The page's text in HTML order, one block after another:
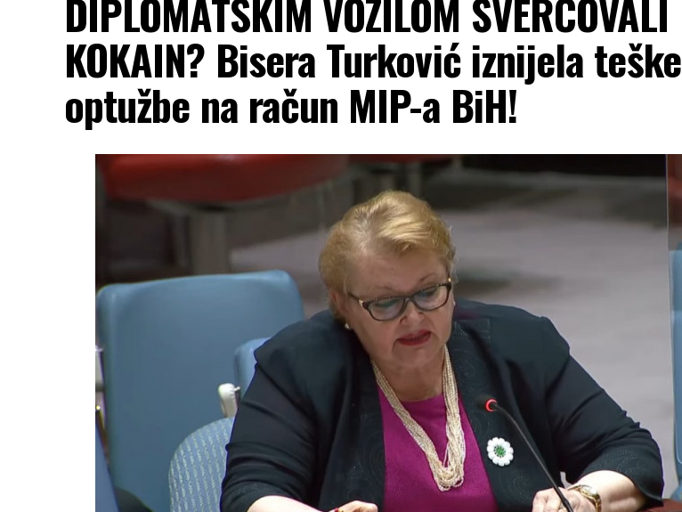
DIPLOMATSKIM VOZILOM ŠVERCOVALI
KOKAIN? Bisera Turković iznijela teške
optužbe na račun MIP-a BiH!